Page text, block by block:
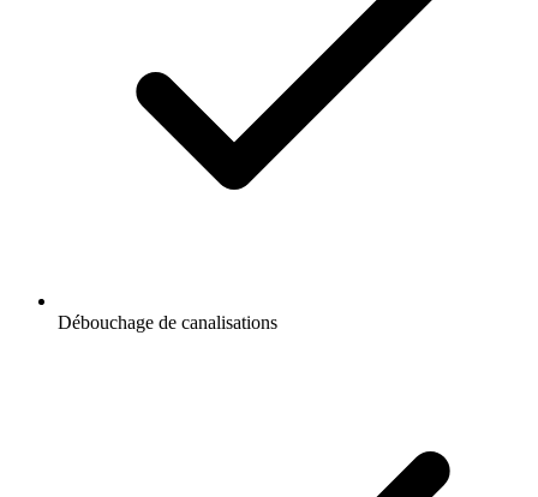
Débouchage de canalisations